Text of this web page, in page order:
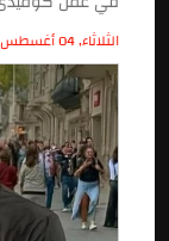
الثلاثاء, 04 أغسطس 2026 02:45 م